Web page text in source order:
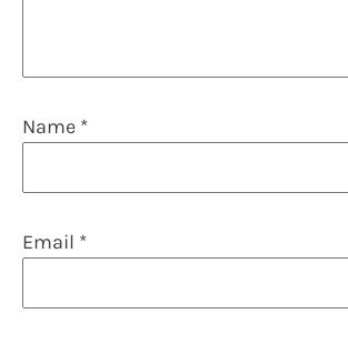
Name *
Email *